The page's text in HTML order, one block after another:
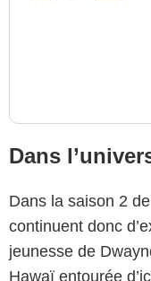
Dans
Dans la saison 2
continuent donc
jeunesse de
Hawaï entourée